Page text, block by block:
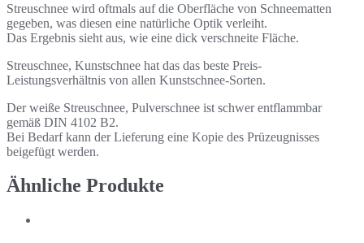
Streuschnee wird oftmals auf die Oberfläche von Schneematten
gegeben, was diesen eine natürliche Optik verleiht.
Das Ergebnis sieht aus, wie eine dick verschneite Fläche.
Streuschnee, Kunstschnee hat das das beste Preis-
Leistungsverhältnis von allen Kunstschnee-Sorten.
Der weiße Streuschnee, Pulverschnee ist schwer entflammbar
gemäß DIN 4102 B2.
Bei Bedarf kann der Lieferung eine Kopie des Prüzeugnisses
beigefügt werden.
Ähnliche Produkte